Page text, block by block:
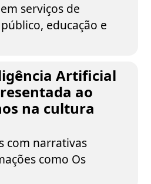
serviços de
educação e
Artificial
ao
na cultura
com narrativas
como Os